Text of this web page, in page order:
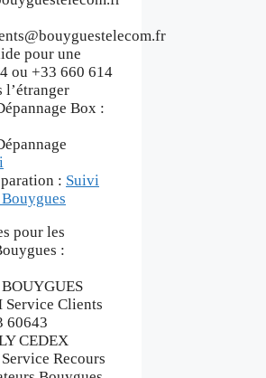
pour une
ou +33 660 614
l’étranger
Box :
: Suivi
pour les
:
Service Clients
60643
CEDEX
Recours